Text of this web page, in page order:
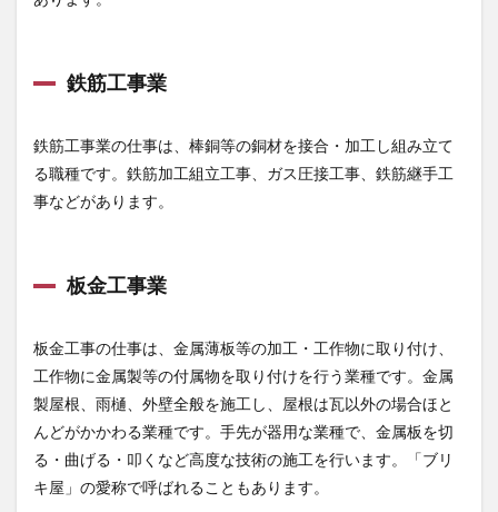
め
鉄筋工事業
鉄筋工事業の仕事は、棒銅等の銅材を接合・加工し組み立て
る職種です。鉄筋加工組立工事、ガス圧接工事、鉄筋継手工
事などがあります。
板金工事業
板金工事の仕事は、金属薄板等の加工・工作物に取り付け、
工作物に金属製等の付属物を取り付けを行う業種です。金属
製屋根、雨樋、外壁全般を施工し、屋根は瓦以外の場合ほと
んどがかかわる業種です。手先が器用な業種で、金属板を切
る・曲げる・叩くなど高度な技術の施工を行います。「ブリ
キ屋」の愛称で呼ばれることもあります。